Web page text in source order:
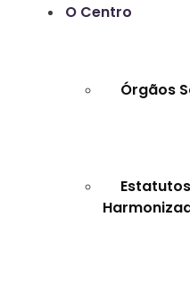
O Centro
Órgãos